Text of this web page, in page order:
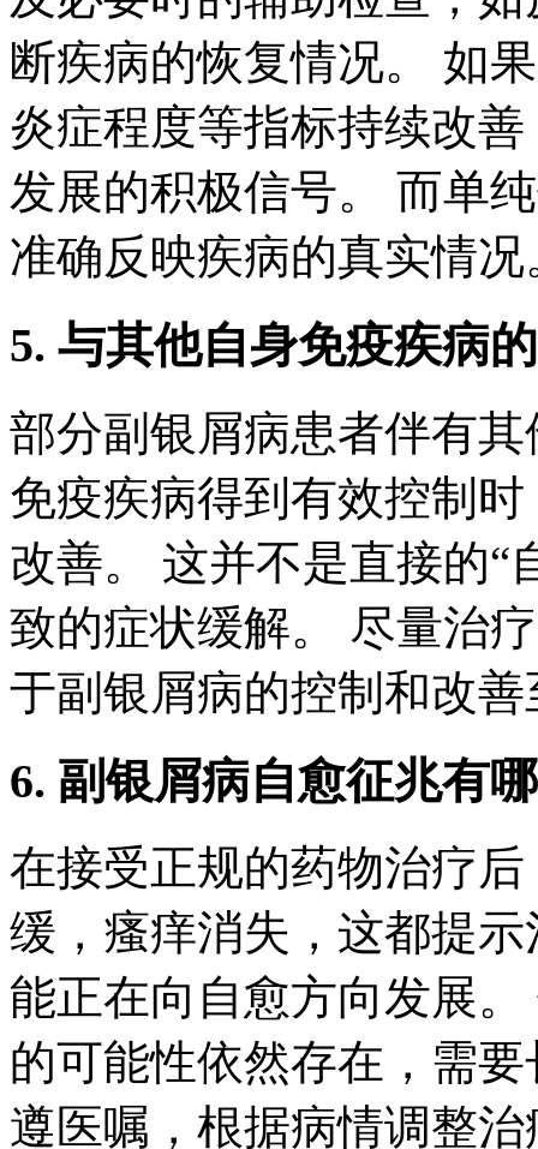
断疾病的恢复情况。 如
炎症程度等指标持续改
发展的积极信号。 而单
准确反映疾病的真实情况
5. 与其他自身免疫疾病
部分副银屑病患者伴有
免疫疾病得到有效控制
改善。 这并不是直接的“
致的症状缓解。 尽量治
于副银屑病的控制和改
6. 副银屑病自愈征兆有
在接受正规的药物治疗
缓，瘙痒消失，这都提
能正在向自愈方向发展
的可能性依然存在，需
遵医嘱，根据病情调整